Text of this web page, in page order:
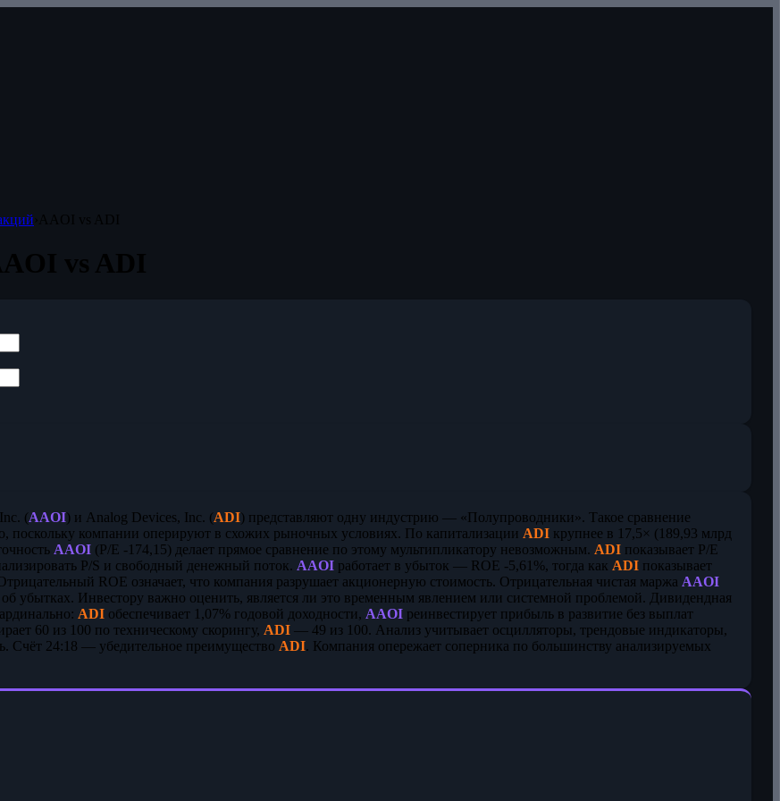
(AAOI) и Analog Devices, Inc. (ADI) представляют одну индустрию — «Полупроводники». Такое сравнение
поскольку компании оперируют в схожих рыночных условиях. По капитализации ADIкрупнее в 17,5× (189,93 млрд
AAOI(P/E -174,15) делает прямое сравнение по этому мультипликатору невозможным. ADIпоказывает P/E
P/S и свободный денежный поток. AAOIработает в убыток — ROE -5,61%, тогда как ADIпоказывает
ROE означает, что компания разрушает акционерную стоимость. Отрицательная чистая маржа AAOI
об убытках. Инвестору важно оценить, является ли это временным явлением или системной проблемой. Дивидендная
ADIобеспечивает 1,07% годовой доходности, AAOIреинвестирует прибыль в развитие без выплат
60 из 100 по техническому скорингу, ADI— 49 из 100. Анализ учитывает осцилляторы, трендовые индикаторы,
Счёт 24:18 — убедительное преимущество ADI. Компания опережает соперника по большинству анализируемых